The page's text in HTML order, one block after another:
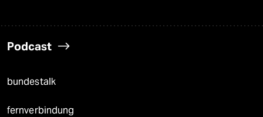
Podcast
bundestalk
fernverbindung